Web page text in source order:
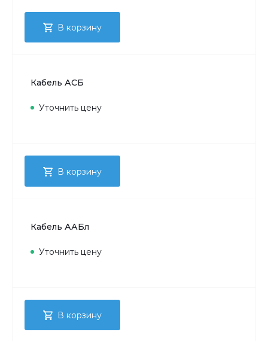
В корзину
Кабель АСБ
Уточнить цену
В корзину
Кабель ААБл
Уточнить цену
В корзину